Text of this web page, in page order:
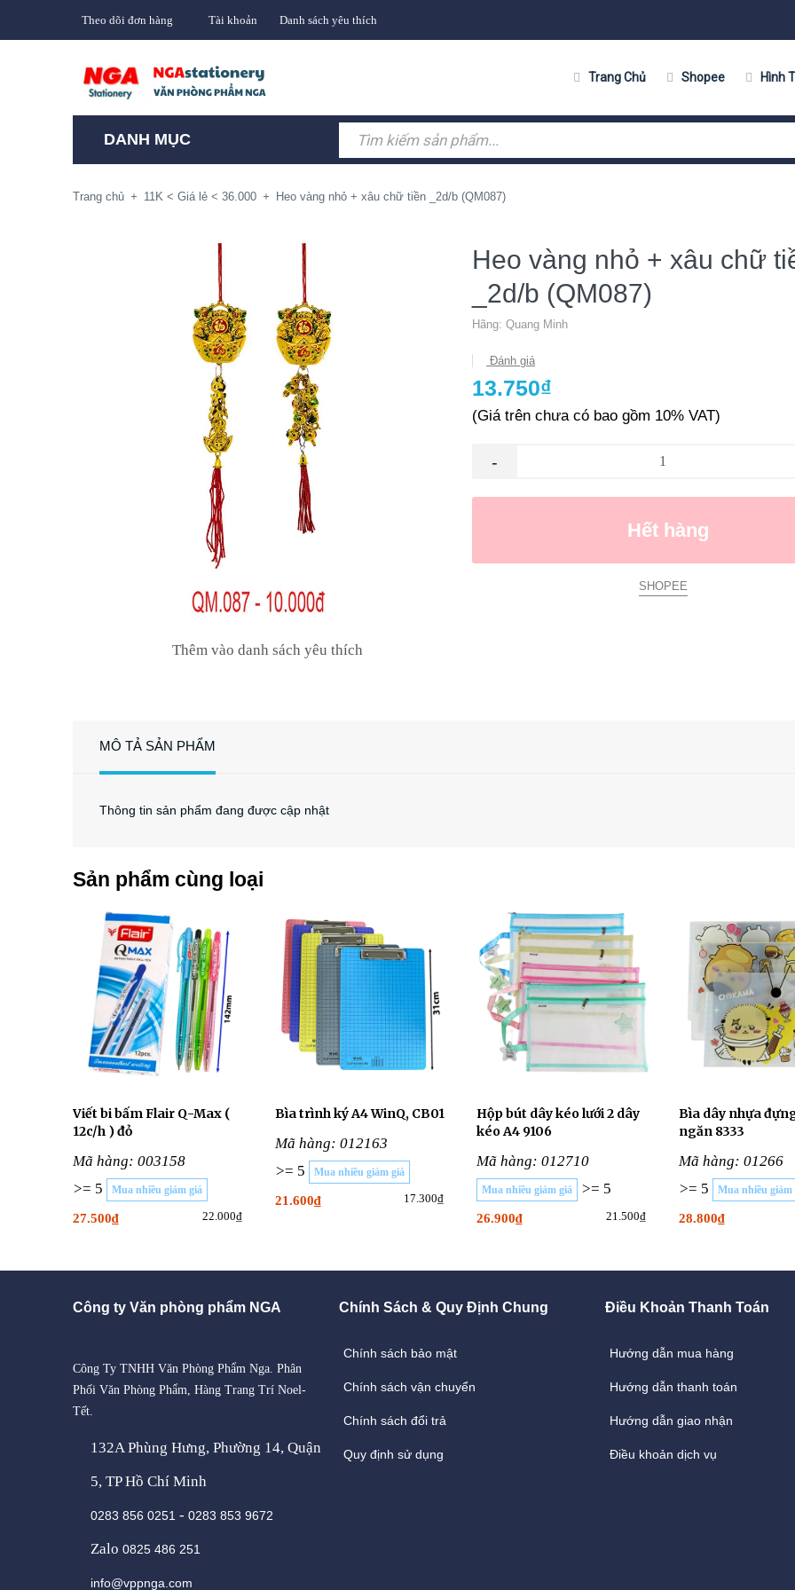
Theo dõi đơn hàng Tài khoản Danh sách yêu thích
Trang Chủ Shopee Hình
DANH MỤC
Trang chủ + 11K < Giá lẻ < 36.000 + Heo vàng nhỏ + xâu chữ tiền _2d/b (QM087)
Thêm vào danh sách yêu thích
Heo vàng nhỏ + xâu chữ
_2d/b (QM087)
Hãng: Quang Minh
Đánh giá
13.750₫
(Giá trên chưa có bao gồm 10% VAT)
-
Hết hàng
SHOPEE
MÔ TẢ SẢN PHẨM
Thông tin sản phẩm đang được cập nhật
Sản phẩm cùng loại
Viết bi bấm Flair Q-Max (
12c/h ) đỏ
Mã hàng: 003158
>= 5
Mua nhiều giảm giá
27.500₫ 22.000₫
Bìa trình ký A4 WinQ, CB01
Mã hàng: 012163
>= 5
Mua nhiều giảm giá
21.600₫ 17.300₫
Hộp bút dây kéo lưới 2 dây
kéo A4 9106
Mã hàng: 012710
Mua nhiều giảm giá >= 5
26.900₫ 21.500₫
Bìa dây nhựa
ngăn 8333
Mã hàng: 01266
>= 5
Mua nhiều giảm
28.800₫
Công ty Văn phòng phẩm NGA
Công Ty TNHH Văn Phòng Phẩm Nga. Phân
Phối Văn Phòng Phẩm, Hàng Trang Trí Noel-
Tết.
132A Phùng Hưng, Phường 14, Quận
5, TP Hồ Chí Minh
0283 856 0251 - 0283 853 9672
Zalo 0825 486 251
info@vppnga.com
Chính Sách & Quy Định Chung
Chính sách bảo mật
Chính sách vận chuyển
Chính sách đổi trả
Quy định sử dụng
Điều Khoản Thanh Toán
Hướng dẫn mua hàng
Hướng dẫn thanh toán
Hướng dẫn giao nhận
Điều khoản dịch vụ